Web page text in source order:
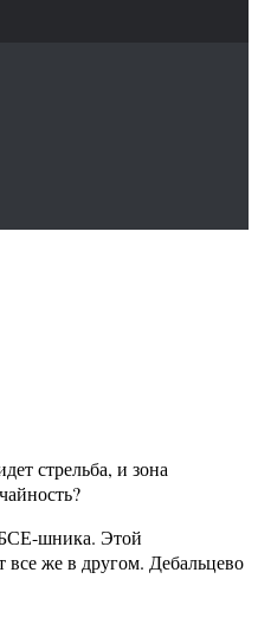
стрельба, и зона
шника. Этой
все же в другом. Дебальцево